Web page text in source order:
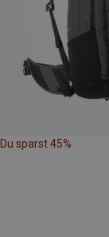
Du sparst 45%